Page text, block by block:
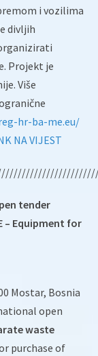
i vozilima
divljih
Projekt je
Više
hr-ba-me.eu/
NA VIJEST
tender
– Equipment for
Mostar, Bosnia
open
waste
purchase of